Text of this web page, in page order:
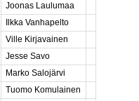
Joonas Laulumaa
Ilkka Vanhapelto
Ville Kirjavainen
Jesse Savo
Marko Salojärvi
Tuomo Komulainen